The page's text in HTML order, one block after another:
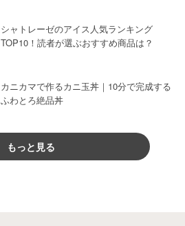
シャトレーゼのアイス人気ランキング
TOP10！読者が選ぶおすすめ商品は？
カニカマで作るカニ玉丼｜10分で完成する
ふわとろ絶品丼
もっと見る